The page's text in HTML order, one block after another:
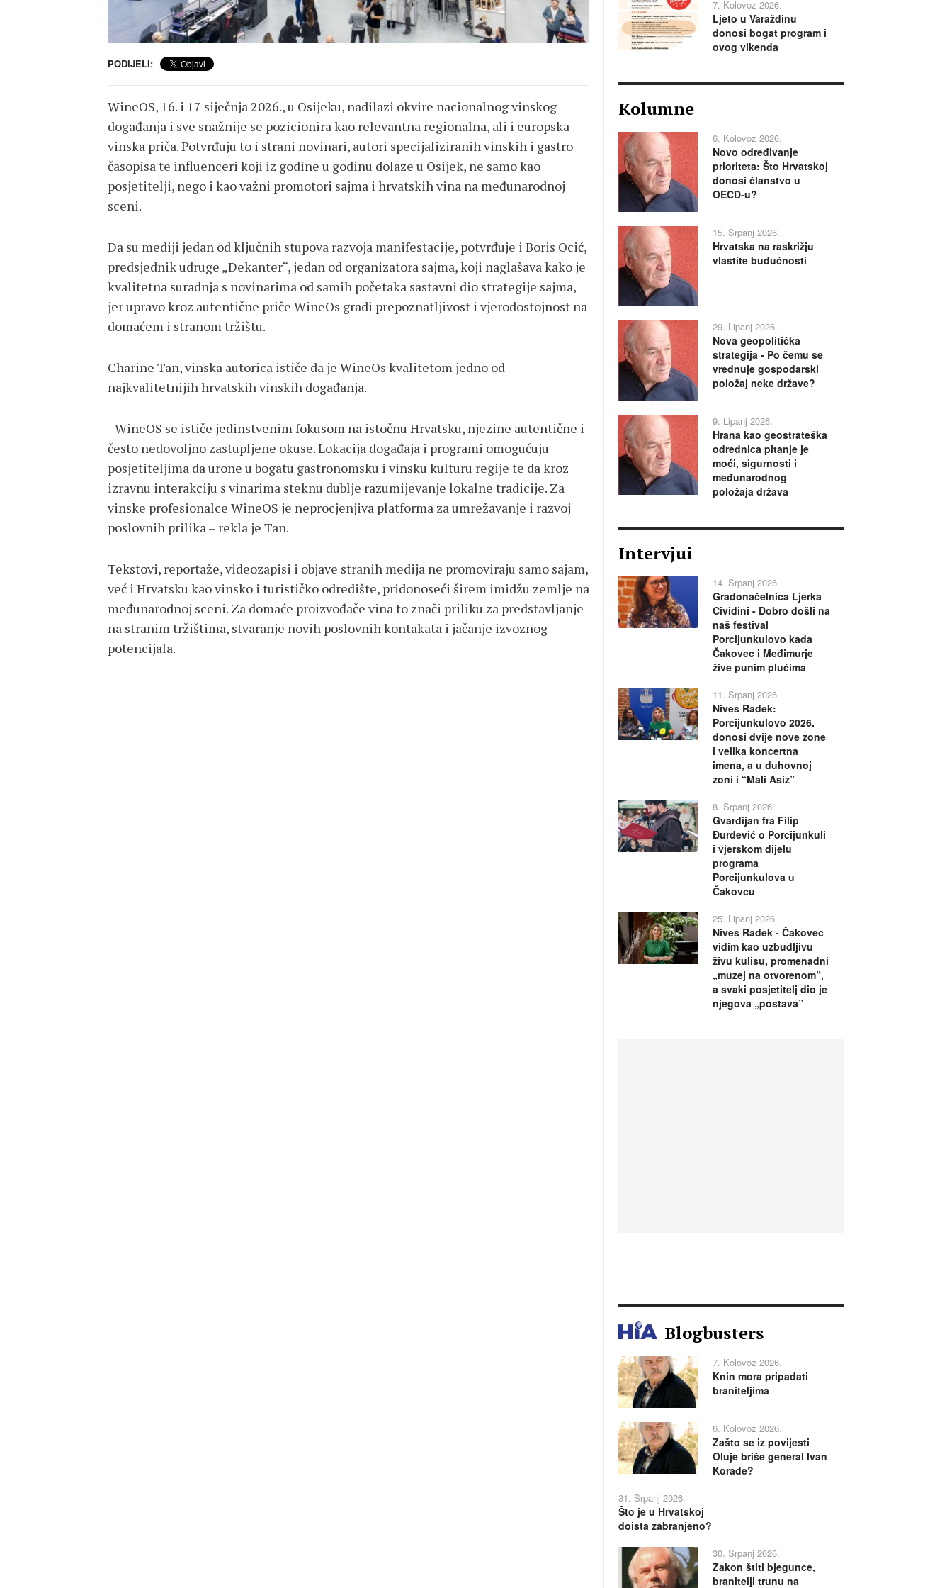
PODIJELI:
WineOS, 16. i 17 siječnja 2026., u Osijeku, nadilazi okvire nacionalnog vinskog
događanja i sve snažnije se pozicionira kao relevantna regionalna, ali i europska
vinska priča. Potvrđuju to i strani novinari, autori specijaliziranih vinskih i gastro
časopisa te influenceri koji iz godine u godinu dolaze u Osijek, ne samo kao
posjetitelji, nego i kao važni promotori sajma i hrvatskih vina na međunarodnoj
sceni.
Da su mediji jedan od ključnih stupova razvoja manifestacije, potvrđuje i Boris Ocić,
predsjednik udruge „Dekanter“, jedan od organizatora sajma, koji naglašava kako je
kvalitetna suradnja s novinarima od samih početaka sastavni dio strategije sajma,
jer upravo kroz autentične priče WineOs gradi prepoznatljivost i vjerodostojnost na
domaćem i stranom tržištu.
Charine Tan, vinska autorica ističe da je WineOs kvalitetom jedno od
najkvalitetnijih hrvatskih vinskih događanja.
- WineOS se ističe jedinstvenim fokusom na istočnu Hrvatsku, njezine autentične i
često nedovoljno zastupljene okuse. Lokacija događaja i programi omogućuju
posjetiteljima da urone u bogatu gastronomsku i vinsku kulturu regije te da kroz
izravnu interakciju s vinarima steknu dublje razumijevanje lokalne tradicije. Za
vinske profesionalce WineOS je neprocjenjiva platforma za umrežavanje i razvoj
poslovnih prilika – rekla je Tan.
Tekstovi, reportaže, videozapisi i objave stranih medija ne promoviraju samo sajam,
već i Hrvatsku kao vinsko i turističko odredište, pridonoseći širem imidžu zemlje na
međunarodnoj sceni. Za domaće proizvođače vina to znači priliku za predstavljanje
na stranim tržištima, stvaranje novih poslovnih kontakata i jačanje izvoznog
potencijala.
7. Kolovoz 2026.
Ljeto u Varaždinu
donosi bogat program i
ovog vikenda
Kolumne
6. Kolovoz 2026.
Novo određivanje
prioriteta: Što Hrvatskoj
donosi članstvo u
OECD-u?
15. Srpanj 2026.
Hrvatska na raskrižju
vlastite budućnosti
29. Lipanj 2026.
Nova geopolitička
strategija - Po čemu se
vrednuje gospodarski
položaj neke države?
9. Lipanj 2026.
Hrana kao geostrateška
odrednica pitanje je
moći, sigurnosti i
međunarodnog
položaja država
Intervjui
14. Srpanj 2026.
Gradonačelnica Ljerka
Cividini - Dobro došli na
naš festival
Porcijunkulovo kada
Čakovec i Međimurje
žive punim plućima
11. Srpanj 2026.
Nives Radek:
Porcijunkulovo 2026.
donosi dvije nove zone
i velika koncertna
imena, a u duhovnoj
zoni i “Mali Asiz”
8. Srpanj 2026.
Gvardijan fra Filip
Đurđević o Porcijunkuli
i vjerskom dijelu
programa
Porcijunkulova u
Čakovcu
25. Lipanj 2026.
Nives Radek - Čakovec
vidim kao uzbudljivu
živu kulisu, promenadni
„muzej na otvorenom”,
a svaki posjetitelj dio je
njegova „postava”
Blogbusters
7. Kolovoz 2026.
Knin mora pripadati
braniteljima
6. Kolovoz 2026.
Zašto se iz povijesti
Oluje briše general Ivan
Korade?
31. Srpanj 2026.
Što je u Hrvatskoj
doista zabranjeno?
30. Srpanj 2026.
Zakon štiti bjegunce,
branitelji trunu na